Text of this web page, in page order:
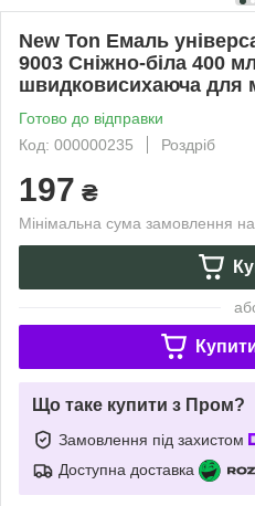
New Ton Емаль
9003 Сніжно-біла 400
швидковисихаюча для
Готово до відправки
Код: 000000235
Роздріб
197 ₴
Мінімальна сума замовлення
Що таке купити з Пром?
Замовлення під захистом
Доступна доставка